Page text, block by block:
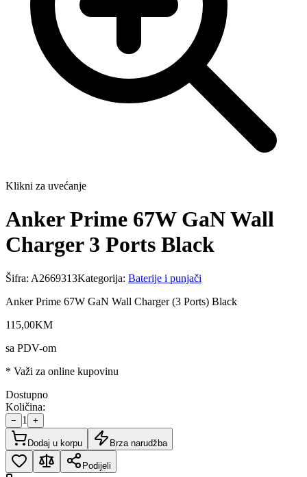
Klikni za uvećanje
Anker Prime 67W GaN Wall
Charger 3 Ports Black
Šifra: A2669313Kategorija: Baterije i punjači
Anker Prime 67W GaN Wall Charger (3 Ports) Black
115,00KM
sa PDV-om
* Važi za online kupovinu
Dostupno
Količina:
− 1 +
Dodaj u korpu Brza narudžba
Podijeli